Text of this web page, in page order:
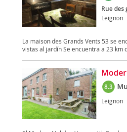
Rue des
Leignon
La maison des Grands Vents 53 se
vistas al jardín Se encuentra a 23 km
8.3
Leignon